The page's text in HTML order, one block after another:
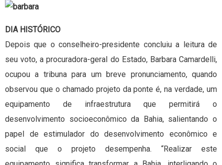
DIA HISTÓRICO
Depois que o conselheiro-presidente concluiu a leitura de
seu voto, a procuradora-geral do Estado, Barbara Camardelli,
ocupou a tribuna para um breve pronunciamento, quando
observou que o chamado projeto da ponte é, na verdade, um
equipamento de infraestrutura que permitirá o
desenvolvimento socioeconômico da Bahia, salientando o
papel de estimulador do desenvolvimento econômico e
social que o projeto desempenha. “Realizar este